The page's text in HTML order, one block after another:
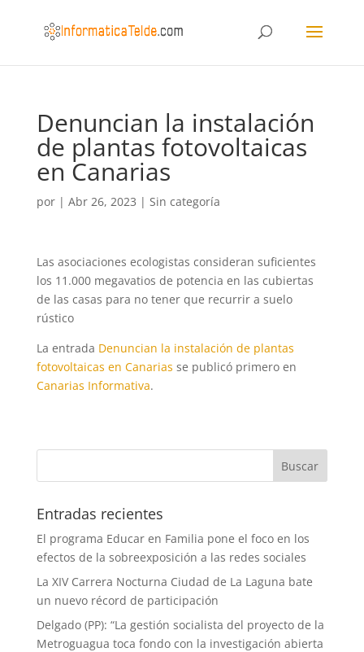
Denuncian la instalación
de plantas fotovoltaicas
en Canarias
por | Abr 26, 2023 | Sin categoría
Las asociaciones ecologistas consideran suficientes
los 11.000 megavatios de potencia en las cubiertas
de las casas para no tener que recurrir a suelo
rústico
La entrada Denuncian la instalación de plantas
fotovoltaicas en Canarias se publicó primero en
Canarias Informativa.
Entradas recientes
El programa Educar en Familia pone el foco en los
efectos de la sobreexposición a las redes sociales
La XIV Carrera Nocturna Ciudad de La Laguna bate
un nuevo récord de participación
Delgado (PP): “La gestión socialista del proyecto de la
Metroguagua toca fondo con la investigación abierta